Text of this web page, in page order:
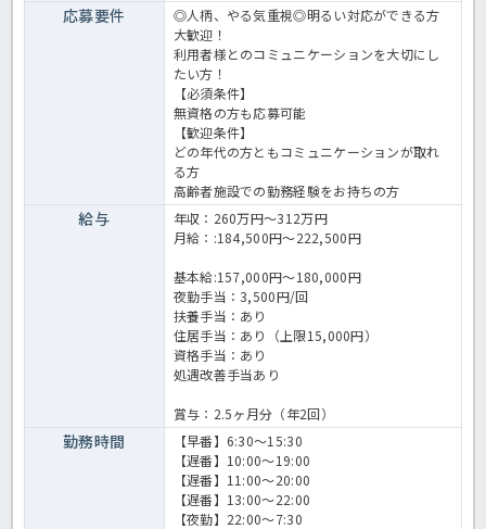
応募要件
◎人柄、やる気重視◎明るい対応ができる方
大歓迎！
利用者様とのコミュニケーションを大切にし
たい方！
【必須条件】
無資格の方も応募可能
【歓迎条件】
どの年代の方ともコミュニケーションが取れ
る方
高齢者施設での勤務経験をお持ちの方
給与
年収：260万円～312万円
月給：:184,500円～222,500円
基本給:157,000円～180,000円
夜勤手当：3,500円/回
扶養手当：あり
住居手当：あり（上限15,000円）
資格手当：あり
処遇改善手当あり
賞与：2.5ヶ月分（年2回）
勤務時間
【早番】6:30～15:30
【遅番】10:00～19:00
【遅番】11:00～20:00
【遅番】13:00～22:00
【夜勤】22:00～7:30